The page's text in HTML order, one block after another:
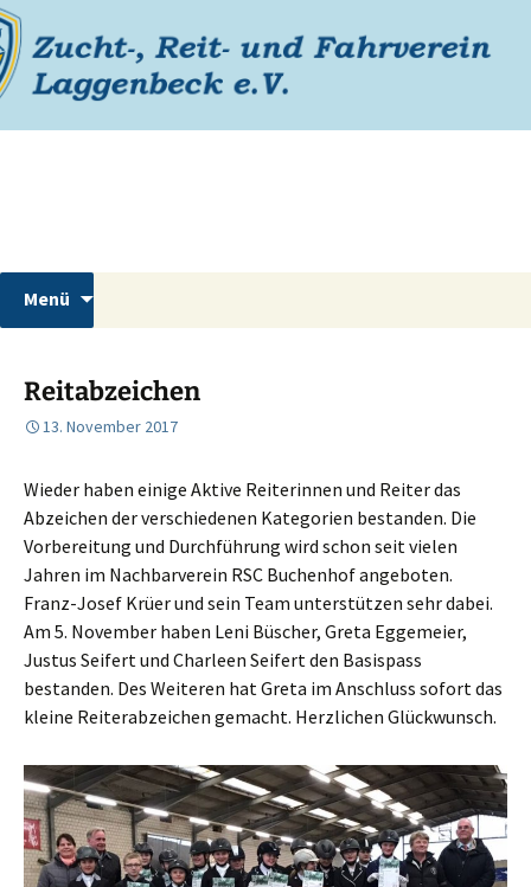
Zum
Inhalt
springenReiterverein Laggenbeck
Menü
Reitabzeichen
13. November 2017
Wieder haben einige Aktive Reiterinnen und Reiter das
Abzeichen der verschiedenen Kategorien bestanden. Die
Vorbereitung und Durchführung wird schon seit vielen
Jahren im Nachbarverein RSC Buchenhof angeboten.
Franz-Josef Krüer und sein Team unterstützen sehr dabei.
Am 5. November haben Leni Büscher, Greta Eggemeier,
Justus Seifert und Charleen Seifert den Basispass
bestanden. Des Weiteren hat Greta im Anschluss sofort das
kleine Reiterabzeichen gemacht. Herzlichen Glückwunsch.